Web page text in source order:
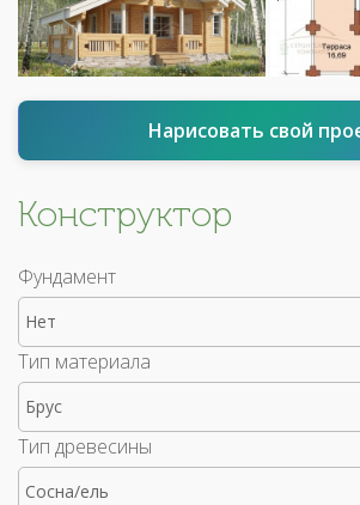
Нарисовать свой
Конструктор
Фундамент
Нет
Тип материала
Брус
Тип древесины
Сосна/ель